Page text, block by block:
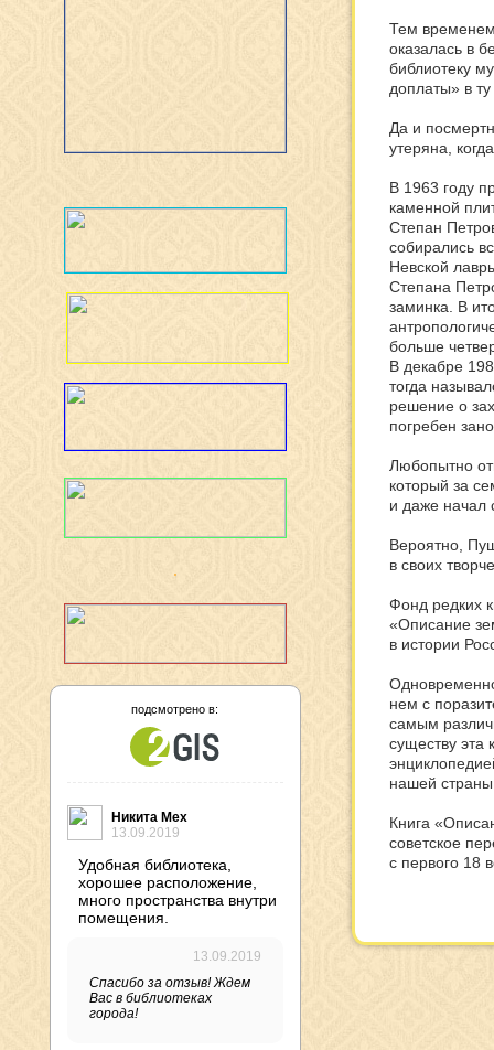
подсмотрено в:
Никита Мех
13.09.2019
Удобная библиотека,
хорошее расположение,
много пространства внутри
помещения.
13.09.2019
Спасибо за отзыв! Ждем
Вас в библиотеках
города!
Тем
оказалась в
библиотеку
доплаты» в
Да и
утеряна,
В 1963 году
каменной
Степан
собирались
Невской
Степана
заминка. В
больше
В декабре
тогда
решение о
погребен
Любопытно
который за
и даже начал
Вероятно,
в своих
Фонд редких
«Описание
в истории
нем с
самым
существу эта
нашей
Книга
советское
с первого 18